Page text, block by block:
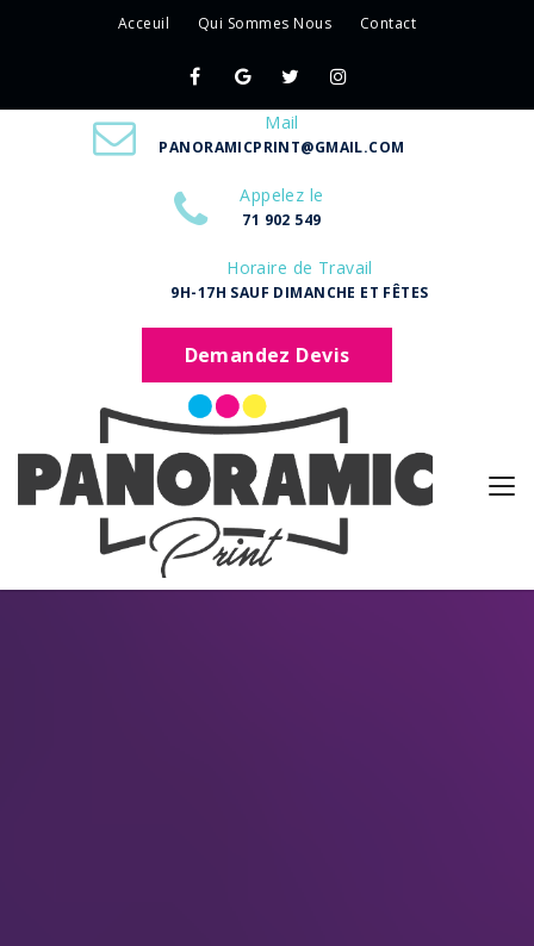
Acceuil Qui Sommes Nous Contact
Mail
PANORAMICPRINT@GMAIL.COM
Appelez le
71 902 549
Horaire de Travail
9H-17H SAUF DIMANCHE ET FÊTES
Demandez Devis